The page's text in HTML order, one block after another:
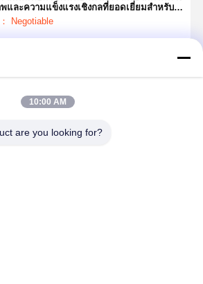
และความแข็งแรงเชิงกลที่ยอดเยี่ยมสำหรับ
ณะฟัน
Negotiable
10:00 AM
are you looking for?